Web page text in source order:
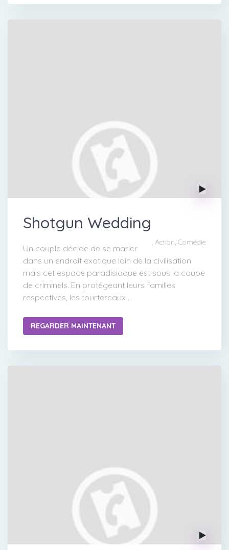
Shotgun Wedding
, Action, Comédie
Un couple décide de se marier
dans un endroit exotique loin de la civilisation
mais cet espace paradisiaque est sous la coupe
de criminels. En protégeant leurs familles
respectives, les tourtereaux ...
REGARDER MAINTENANT